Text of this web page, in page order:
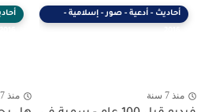
أحاديث - أدعية - صور - إسلامية -
منذ 7 سنة منذ 7 سنة